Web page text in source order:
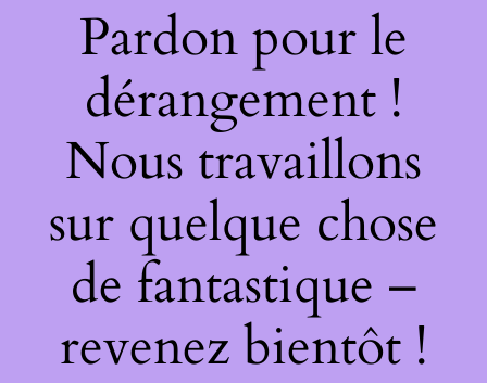
Pardon pour le
dérangement !
Nous travaillons
sur quelque chose
de fantastique –
revenez bientôt !